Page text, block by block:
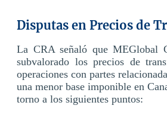
Disputas en Precios de
La CRA señaló que MEGlobal
subvalorado los precios de
operaciones con partes
una menor base imponible en
torno a los siguientes puntos: